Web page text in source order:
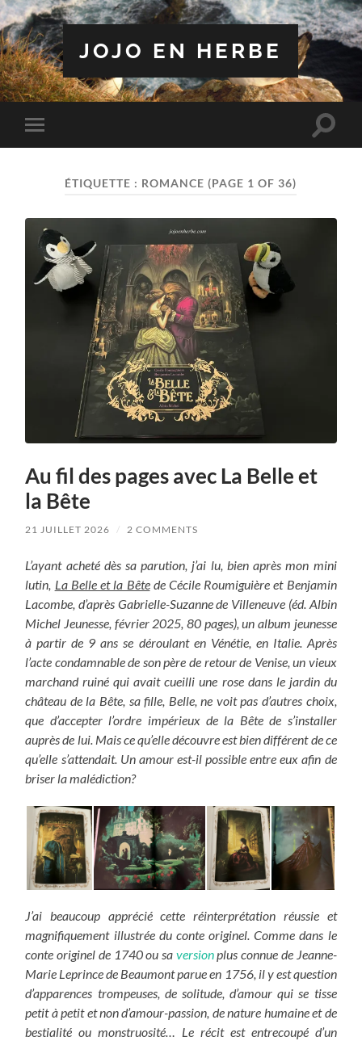
JOJO EN HERBE
Toggle
mobile
Toggle
ÉTIQUETTE : ROMANCE (PAGE 1 OF 36)
Au fil des pages avec La Belle et
la Bête
21 JUILLET 2026 / 2 COMMENTS
L’ayant acheté dès sa parution, j’ai lu, bien après mon mini
lutin, La Belle et la Bêtede Cécile Roumiguière et Benjamin
Lacombe, d’après Gabrielle-Suzanne de Villeneuve (éd. Albin
Michel Jeunesse, février 2025, 80 pages), un album jeunesse
à partir de 9 ans se déroulant en Vénétie, en Italie. Après
l’acte condamnable de son père de retour de Venise, un vieux
marchand ruiné qui avait cueilli une rose dans le jardin du
château de la Bête, sa fille, Belle, ne voit pas d’autres choix,
que d’accepter l’ordre impérieux de la Bête de s’installer
auprès de lui. Mais ce qu’elle découvre est bien différent de ce
qu’elle s’attendait. Un amour est-il possible entre eux afin de
briser la malédiction?
J’ai beaucoup apprécié cette réinterprétation réussie et
magnifiquement illustrée du conte originel. Comme dans le
conte originel de 1740 ou sa versionplus connue de Jeanne-
Marie Leprince de Beaumont parue en 1756, il y est question
d’apparences trompeuses, de solitude, d’amour qui se tisse
petit à petit et non d’amour-passion, de nature humaine et de
bestialité ou monstruosité… Le récit est entrecoupé d’un